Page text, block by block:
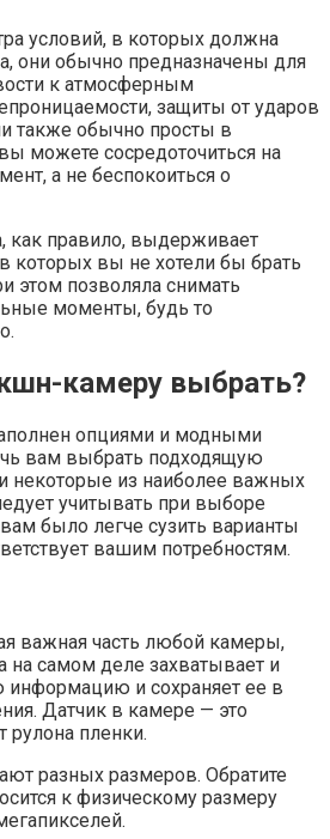
условий, в которых должна
они обычно предназначены для
к атмосферным
защиты от ударов
также обычно просты в
можете сосредоточиться на
а не беспокоиться о
как правило, выдерживает
которых вы не хотели бы брать
этом позволяла снимать
моменты, будь то
камеру выбрать?
опциями и модными
вам выбрать подходящую
некоторые из наиболее важных
учитывать при выборе
было легче сузить варианты
вашим потребностям.
важная часть любой камеры,
на самом деле захватывает и
информацию и сохраняет ее в
Датчик в камере — это
рулона пленки.
разных размеров. Обратите
к физическому размеру